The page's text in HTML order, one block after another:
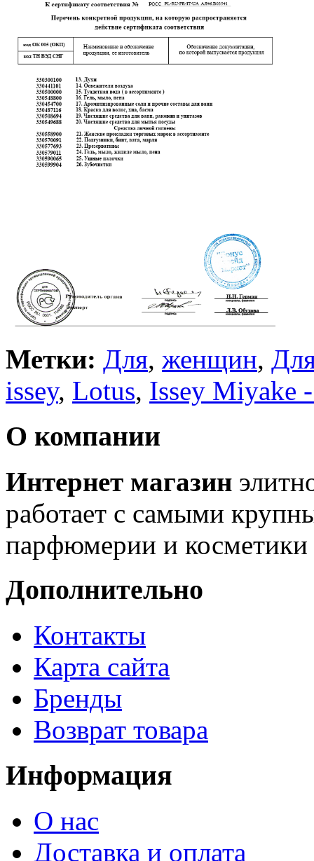
Метки: Для, женщин,
issey, Lotus, Issey Miyake
О компании
Интернет магазин
работает с самыми
парфюмерии и
Дополнительно
Контакты
Карта сайта
Бренды
Возврат товара
Информация
О нас
Доставка и оплата